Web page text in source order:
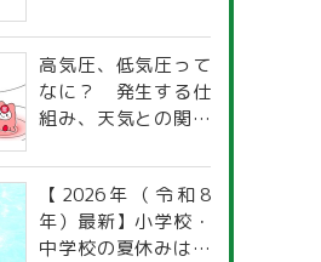
高気圧、低気圧って
なに？ 発生する仕
組み、天気との関係
【2026年（令和8
年）最新】小学校・
中学校の夏休みはい